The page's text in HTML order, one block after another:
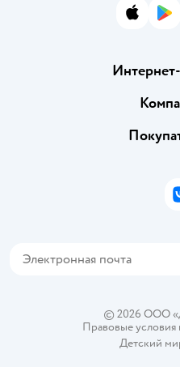
App Store
Политика
© 2026 ООО
Правовые условия
Детский